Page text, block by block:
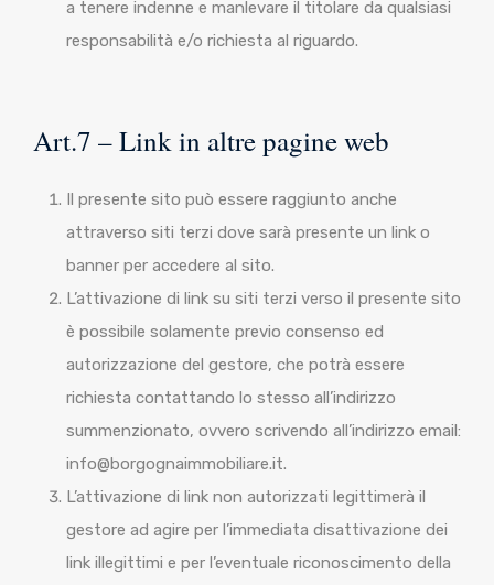
a tenere indenne e manlevare il titolare da qualsiasi
responsabilità e/o richiesta al riguardo.
Art.7 – Link in altre pagine web
Il presente sito può essere raggiunto anche
attraverso siti terzi dove sarà presente un link o
banner per accedere al sito.
L’attivazione di link su siti terzi verso il presente sito
è possibile solamente previo consenso ed
autorizzazione del gestore, che potrà essere
richiesta contattando lo stesso all’indirizzo
summenzionato, ovvero scrivendo all’indirizzo email:
info@borgognaimmobiliare.it.
L’attivazione di link non autorizzati legittimerà il
gestore ad agire per l’immediata disattivazione dei
link illegittimi e per l’eventuale riconoscimento della